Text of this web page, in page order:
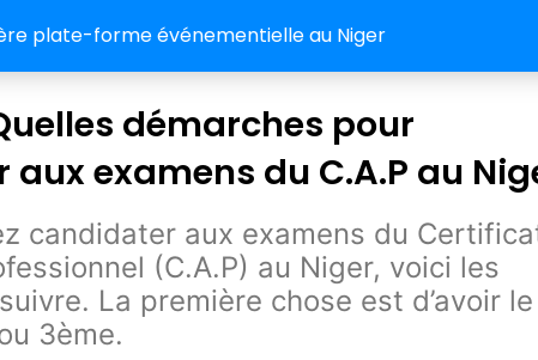
plate-forme événementielle au Niger
démarches pour
examens du C.A.P au
candidater aux examens du
(C.A.P) au Niger, voici les
La première chose est d’avoir le
3ème.